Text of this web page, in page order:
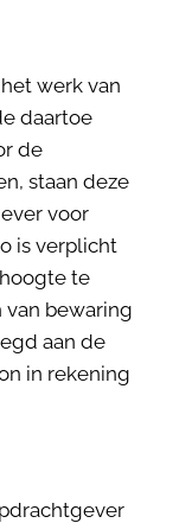
werk van
daartoe
de
staan deze
voor
is verplicht
te
bewaring
aan de
in rekening